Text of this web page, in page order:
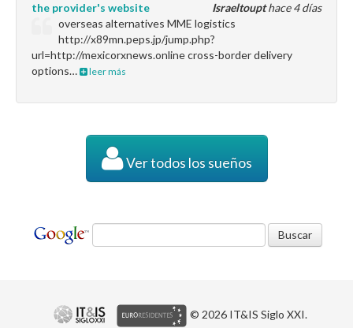
Israeltoupthace 4 días
the provider's website
overseas alternatives MME logistics
http://x89mn.peps.jp/jump.php?
url=http://mexicorxnews.online cross-border delivery
options…
leer más
Ver todos los sueños
© 2026 IT&IS Siglo XXI.